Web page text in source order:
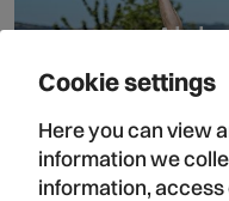
Cookie settings
Here you can view
information we
information, access